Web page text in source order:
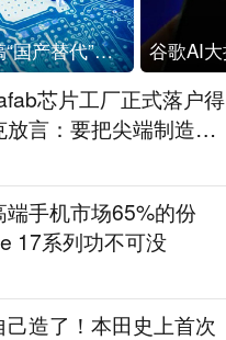
美国也要搞“国产替代”？先算清三笔账
芯片工厂正式落户得
言：要把尖端制造带
端手机市场65%的份
17系列功不可没
造了！本田史上首次